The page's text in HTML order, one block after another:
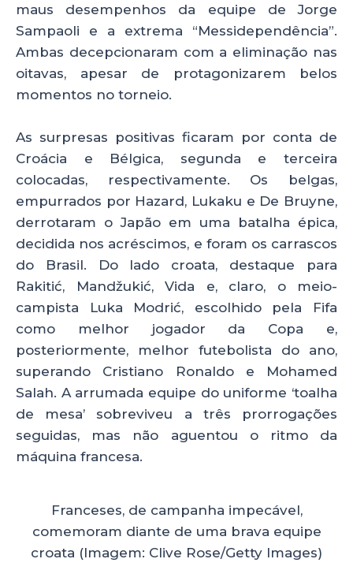
maus desempenhos da equipe de Jorge
Sampaoli e a extrema “Messidependência”.
Ambas decepcionaram com a eliminação nas
oitavas, apesar de protagonizarem belos
momentos no torneio.
As surpresas positivas ficaram por conta de
Croácia e Bélgica, segunda e terceira
colocadas, respectivamente. Os belgas,
empurrados por Hazard, Lukaku e De Bruyne,
derrotaram o Japão em uma batalha épica,
decidida nos acréscimos, e foram os carrascos
do Brasil. Do lado croata, destaque para
Rakitić, Mandžukić, Vida e, claro, o meio-
campista Luka Modrić, escolhido pela Fifa
como melhor jogador da Copa e,
posteriormente, melhor futebolista do ano,
superando Cristiano Ronaldo e Mohamed
Salah. A arrumada equipe do uniforme ‘toalha
de mesa’ sobreviveu a três prorrogações
seguidas, mas não aguentou o ritmo da
máquina francesa.
Franceses, de campanha impecável,
comemoram diante de uma brava equipe
croata (Imagem: Clive Rose/Getty Images)